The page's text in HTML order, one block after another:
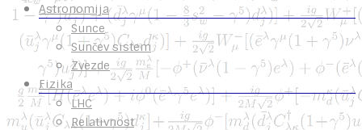
Astronomija
Sunce
Sunčev sistem
Zvezde
Fizika
LHC
Relativnost